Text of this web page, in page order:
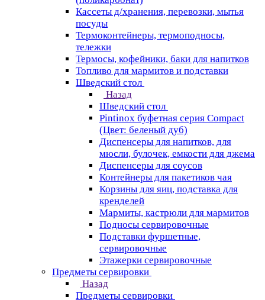
Кассеты д/хранения, перевозки, мытья
посуды
Термоконтейнеры, термоподносы,
тележки
Термосы, кофейники, баки для напитков
Топливо для мармитов и подставки
Шведский стол
Назад
Шведский стол
Pintinox буфетная серия Compact
(Цвет: беленый дуб)
Диспенсеры для напитков, для
мюсли, булочек, емкости для джема
Диспенсеры для соусов
Контейнеры для пакетиков чая
Корзины для яиц, подставка для
кренделей
Мармиты, кастрюли для мармитов
Подносы сервировочные
Подставки фуршетные,
сервировочные
Этажерки сервировочные
Предметы сервировки
Назад
Предметы сервировки